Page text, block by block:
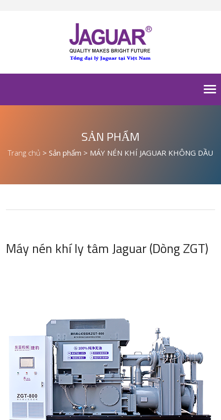
SẢN PHẨM
Trang chủ > Sản phẩm > MÁY NÉN KHÍ JAGUAR KHÔNG DẦU
Máy nén khí ly tâm Jaguar (Dòng ZGT)